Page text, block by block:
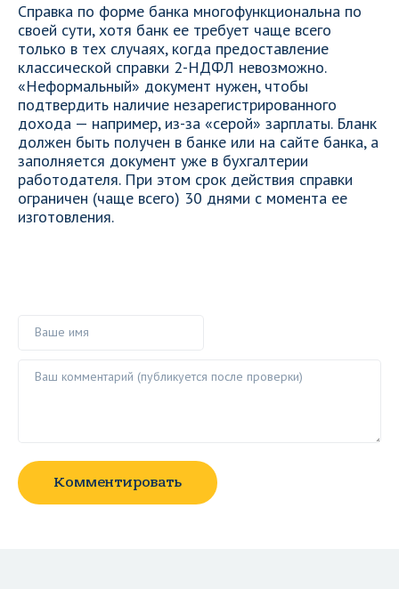
Справка по форме банка многофункциональна по
своей сути, хотя банк ее требует чаще всего
только в тех случаях, когда предоставление
классической справки 2-НДФЛ невозможно.
«Неформальный» документ нужен, чтобы
подтвердить наличие незарегистрированного
дохода — например, из-за «серой» зарплаты. Бланк
должен быть получен в банке или на сайте банка, а
заполняется документ уже в бухгалтерии
работодателя. При этом срок действия справки
ограничен (чаще всего) 30 днями с момента ее
изготовления.
Комментировать